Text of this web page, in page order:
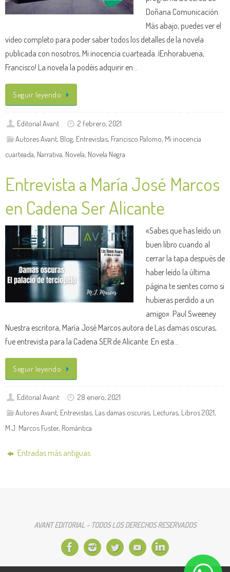
Doñana Comunicación.
Más abajo, puedes ver el
vídeo completo para poder saber todos los detalles de la novela
publicada con nosotros, Mi inocencia cuarteada. ¡Enhorabuena,
Francisco! La novela la podéis adquirir en…
Seguir leyendo
Editorial Avant
2 febrero, 2021
Autores Avant, Blog, Entrevistas, Francisco Palomo, Mi inocencia
cuarteada, Narrativa, Novela, Novela Negra
Entrevista a María José Marcos
en Cadena Ser Alicante
«Sabes que has leído un
buen libro cuando al
cerrar la tapa después de
haber leído la última
página te sientes como si
hubieras perdido a un
amigo». Paul Sweeney
Nuestra escritora, María José Marcos autora de Las damas oscuras,
fue entrevista para la Cadena SER de Alicante. En esta…
Seguir leyendo
Editorial Avant
28 enero, 2021
Autores Avant, Entrevistas, Las damas oscuras, Lecturas, Libros 2021,
M.J. Marcos Fuster, Romántica
Entradas más antiguas
AVANT EDITORIAL - TODOS LOS DERECHOS RESERVADOS